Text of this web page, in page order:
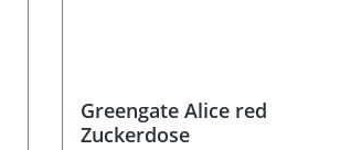
Greengate Alice red
Zuckerdose